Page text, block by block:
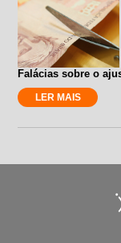
Falácias sobre o
LER MAIS